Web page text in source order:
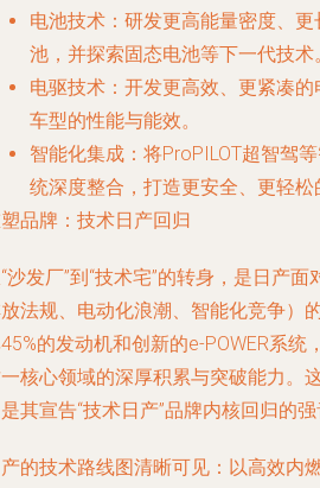
电池技术 ：研发更高能量密度、
池，并探索固态电池等下一代技术
电驱技术 ：开发更高效、更紧凑
车型的性能与能效。
智能化集成 ：将ProPILOT超智驾
统深度整合，打造更安全、更轻松
品牌：技术日产回归
沙发厂”到“技术宅”的转身，是日产
法规、电动化浪潮、智能化竞争）
的发动机和创新的e-POWER系
核心领域的深厚积累与突破能力。
其宣告“技术日产”品牌内核回归的强
的技术路线图清晰可见：以高效内